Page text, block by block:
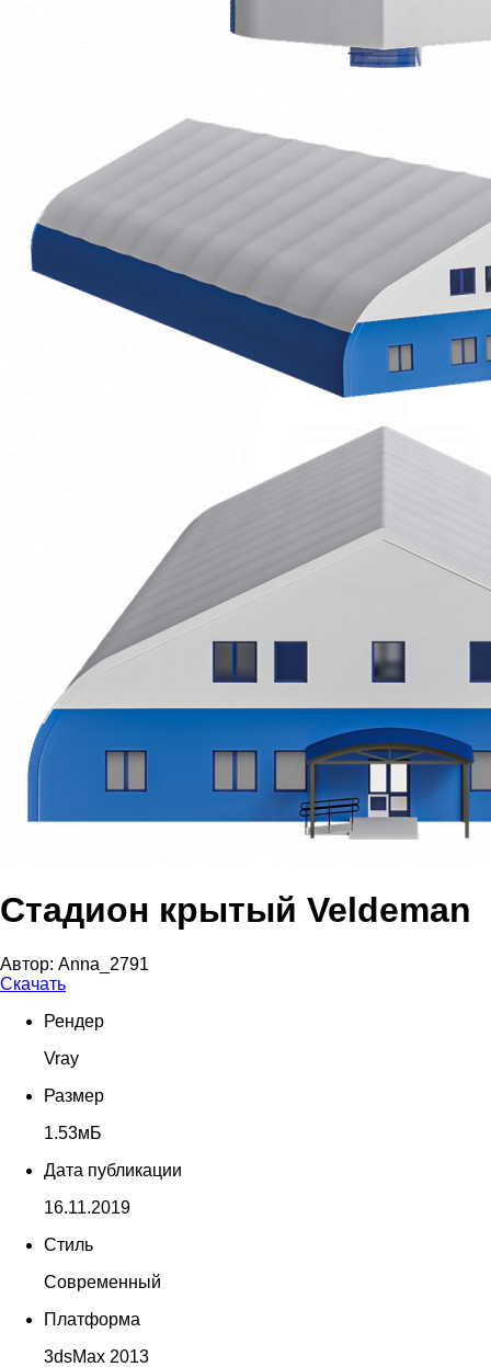
Стадион крытый Veldeman
Автор: Anna_2791
Скачать
Рендер
Vray
Размер
1.53мБ
Дата публикации
16.11.2019
Стиль
Современный
Платформа
3dsMax 2013